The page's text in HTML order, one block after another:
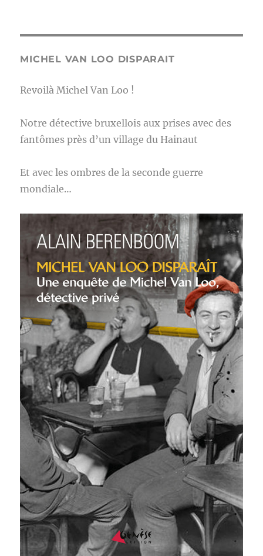
MICHEL VAN LOO DISPARAIT
Revoilà Michel Van Loo !
Notre détective bruxellois aux prises avec des
fantômes près d’un village du Hainaut
Et avec les ombres de la seconde guerre
mondiale…